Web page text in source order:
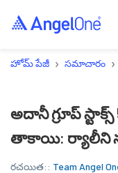
హోమ్ పేజీ › సమాచారం ›
అదానీ గ్రూప్
తాకాయి: ర్యాలీని
రచయిత:: Team Angel